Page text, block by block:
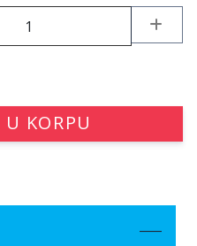
U KORPU